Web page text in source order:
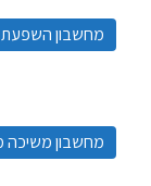
מחשבון השפעת
מחשבון משיכה